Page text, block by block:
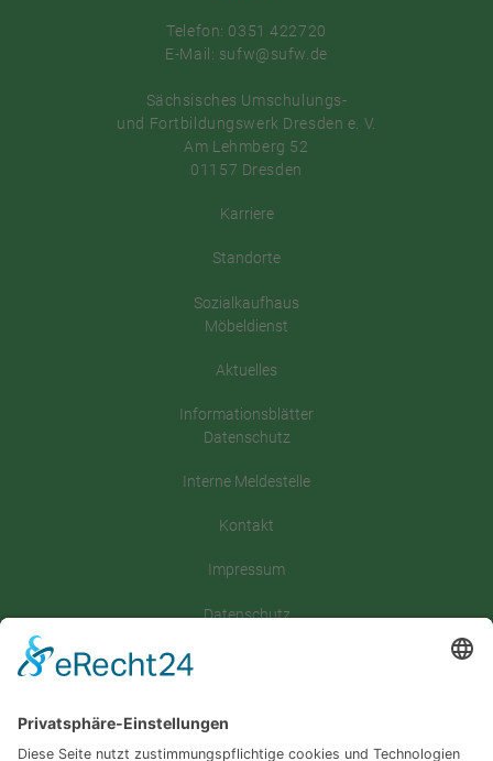
Telefon: 0351 422720
E-Mail: sufw@sufw.de
Sächsisches Umschulungs-
und Fortbildungswerk Dresden e. V.
Am Lehmberg 52
01157 Dresden
Karriere
Standorte
Sozialkaufhaus
Möbeldienst
Aktuelles
Informationsblätter
Datenschutz
Interne Meldestelle
Kontakt
Impressum
Datenschutz
Sitemap